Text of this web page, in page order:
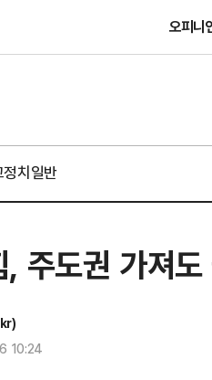
오피니
정치일반
주도권 가져
10:24